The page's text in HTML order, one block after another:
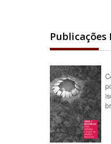
Publicações